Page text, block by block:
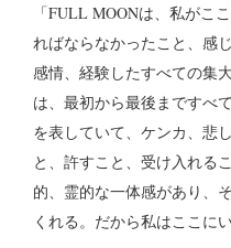
「FULL MOONは、私がこ
ればならなかったこと、感
感情、経験したすべての集
は、最初から最後まですべ
を表していて、ケンカ、悲
と、許すこと、受け入れる
的、霊的な一体感があり、
くれる。だから私はここに